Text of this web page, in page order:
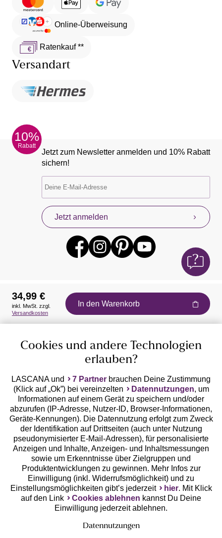
Online-Überweisung
Ratenkauf **
Versandart
10%
Rabatt
Jetzt zum Newsletter anmelden und 10% Rabatt
sichern!
Jetzt anmelden
Auszeichnungen
Geprüfte Sicherheit
Unsere Apps
34,99 €
inkl. MwSt. zzgl.
Versandkosten
In den Warenkorb
Cookies und andere Technologien
erlauben?
LASCANA und 7 Partner brauchen Deine Zustimmung
(Klick auf „Ok”) bei vereinzelten
Datennutzungen, um
Informationen auf einem Gerät zu speichern und/oder
abzurufen (IP-Adresse, Nutzer-ID, Browser-Informationen,
Geräte-Kennungen). Die Datennutzung erfolgt zum Zweck
der Identifikation auf Drittseiten (auch unter Nutzung
pseudonymisierter E-Mail-Adressen), für personalisierte
Anzeigen und Inhalte, Anzeigen- und Inhaltsmessungen
sowie um Erkenntnisse über Zielgruppen und
Produktentwicklungen zu gewinnen. Mehr Infos zur
Einwilligung (inkl. Widerrufsmöglichkeit) und zu
Einstellungsmöglichkeiten gibt’s jederzeit
hier. Mit Klick
auf den Link
Cookies ablehnen kannst Du Deine
Einwilligung jederzeit ablehnen.
Datennutzungen